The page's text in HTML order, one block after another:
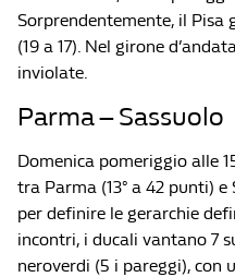
Sorprendentemente, il
(19 a 17). Nel girone
inviolate.
Parma – Sassuolo
Domenica pomeriggio alle
tra Parma (13° a 42 punti) e
per definire le gerarchie
incontri, i ducali vantano 7
neroverdi (5 i pareggi), con